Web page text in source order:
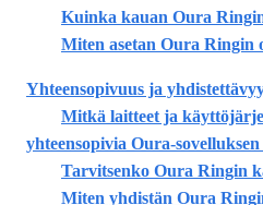
Kuinka kauan Oura
Miten asetan Oura Ringin
Yhteensopivuus ja
Mitkä laitteet ja
yhteensopivia Oura-sovelluksen
Tarvitsenko Oura Ringin
Miten yhdistän Oura